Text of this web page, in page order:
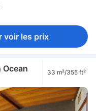
voir les prix
33 m²/355 ft²